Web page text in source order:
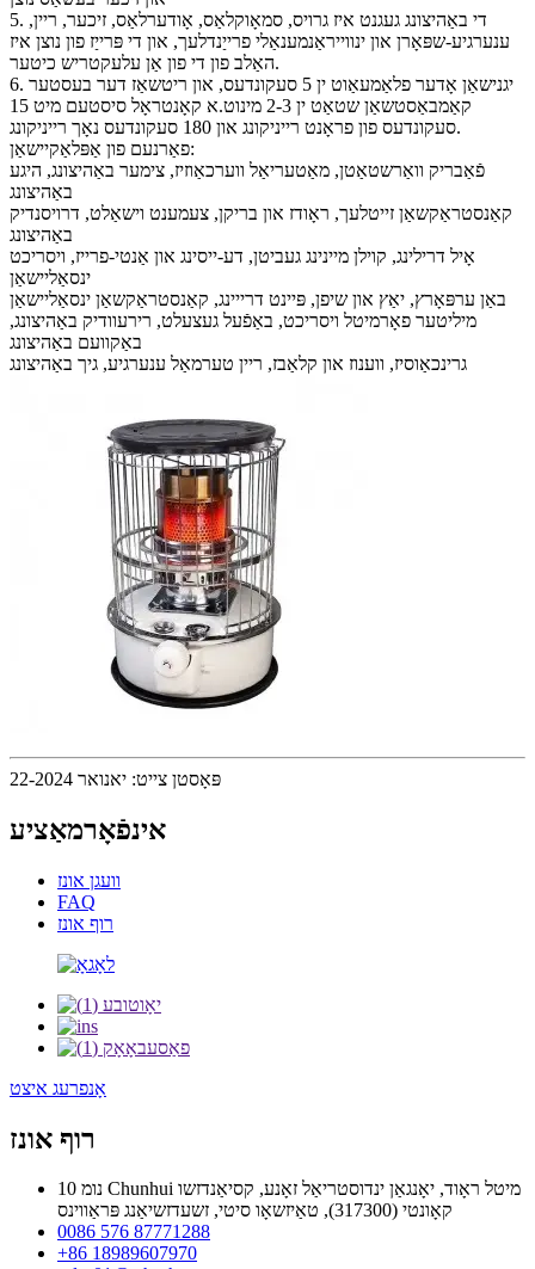
5. די באַהיצונג געגנט איז גרויס, סמאָוקלאַס, אָודערלאַס, זיכער, ריין,
ענערגיע-שפּאָרן און ינווייראַנמענאַלי פרייַנדלעך, און די פּרייַז פון נוצן איז
האַלב פון די פון אַן עלעקטריש כיטער.
6. יגנישאַן אָדער פלאַמעאַוט ין 5 סעקונדעס, און ריטשאַז דער בעסטער
קאַמבאַסטשאַן שטאַט ין 2-3 מינוט.א קאָנטראָל סיסטעם מיט 15
סעקונדעס פון פראָנט רייניקונג און 180 סעקונדעס נאָך רייניקונג.
פאַרנעם פון אַפּלאַקיישאַן:
פֿאַבריק וואַרשטאַטן, מאַטעריאַל ווערכאַוזיז, צימער באַהיצונג, היגע
באַהיצונג
קאַנסטראַקשאַן זייטלעך, ראָודז און בריקן, צעמענט וישאַלט, דרויסנדיק
באַהיצונג
אָיל דרילינג, קוילן מיינינג געביטן, דע-ייסינג און אַנטי-פרייז, ויסריכט
ינסאַליישאַן
באַן ערפּאָרץ, יאַץ און שיפן, פּיינט דרייינג, קאַנסטראַקשאַן ינסאַליישאַן
מיליטער פאָרמיטל ויסריכט, באַפֿעל געצעלט, רירעוודיק באַהיצונג,
באַקוועם באַהיצונג
גרינכאַוסיז, ווענוז און קלאַבז, ריין טערמאַל ענערגיע, גיך באַהיצונג
פּאָסטן צייט: יאנואר 22-2024
אינפֿאָרמאַציע
וועגן אונז
FAQ
רוף אונז
אָנפרעג איצט
רוף אונז
נומ 10 Chunhui מיטל ראָוד, יאָנגאַן ינדוסטריאַל זאָנע, קסיאַנדזשו
קאָונטי (317300), טאַיזשאָו סיטי, זשעדזשיאַנג פּראַווינס
0086 576 87771288
+86 18989607970